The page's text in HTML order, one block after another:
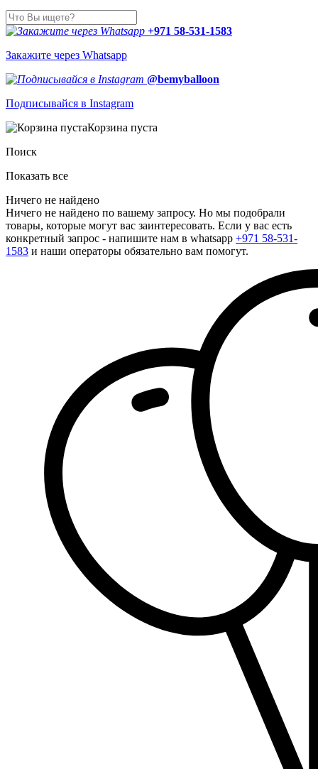
+971 58-531-1583
Закажите через Whatsapp
@bemyballoon
Подписывайся в Instagram
Корзина пуста
Поиск
Показать все
Ничего не найдено
Ничего не найдено по вашему запросу. Но мы подобрали
товары, которые могут вас заинтересовать. Если у вас есть
конкретный запрос - напишите нам в whatsapp +971 58-531-
1583 и наши операторы обязательно вам помогут.